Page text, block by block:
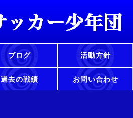
ブログ 活動方針
過去の戦績 お問い合わせ